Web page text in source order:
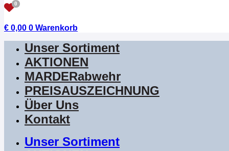
0
€ 0,00 0 Warenkorb
Unser Sortiment
AKTIONEN
MARDERabwehr
PREISAUSZEICHNUNG
Über Uns
Kontakt
Unser Sortiment